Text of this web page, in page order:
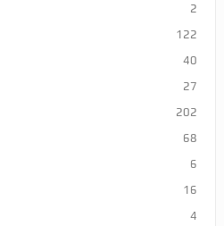
2
122
40
27
202
68
6
16
4